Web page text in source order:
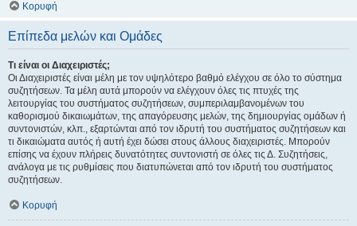
Κορυφή
Επίπεδα μελών και Ομάδες
Τι είναι οι Διαχειριστές;
Οι Διαχειριστές είναι μέλη με τον υψηλότερο βαθμό ελέγχου σε όλο το σύστημα
συζητήσεων. Τα μέλη αυτά μπορούν να ελέγχουν όλες τις πτυχές της
λειτουργίας του συστήματος συζητήσεων, συμπεριλαμβανομένων του
καθορισμού δικαιωμάτων, της απαγόρευσης μελών, της δημιουργίας ομάδων ή
συντονιστών, κλπ., εξαρτώνται από τον ιδρυτή του συστήματος συζητήσεων και
τι δικαιώματα αυτός ή αυτή έχει δώσει στους άλλους διαχειριστές. Μπορούν
επίσης να έχουν πλήρεις δυνατότητες συντονιστή σε όλες τις Δ. Συζητήσεις,
ανάλογα με τις ρυθμίσεις που διατυπώνεται από τον ιδρυτή του συστήματος
συζητήσεων.
Κορυφή